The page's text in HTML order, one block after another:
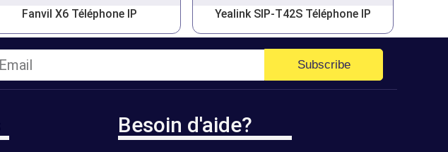
Fanvil X6 Téléphone IP Yealink SIP-T42S Téléphone IP
Subscribe
Besoin d'aide?